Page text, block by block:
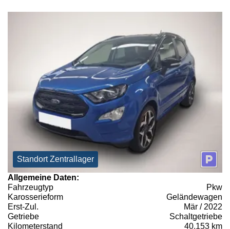
Standort Zentrallager
Allgemeine Daten:
Fahrzeugtyp
Pkw
Karosserieform
Geländewagen
Erst-Zul.
Mär / 2022
Getriebe
Schaltgetriebe
Kilometerstand
40.153 km